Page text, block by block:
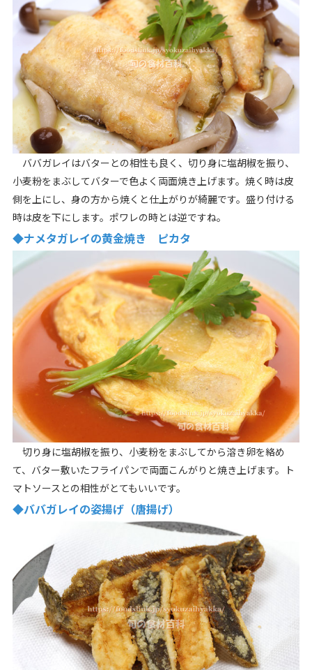
ババガレイはバターとの相性も良く、切り身に塩胡椒を振り、
小麦粉をまぶしてバターで色よく両面焼き上げます。焼く時は皮
側を上にし、身の方から焼くと仕上がりが綺麗です。盛り付ける
時は皮を下にします。ポワレの時とは逆ですね。
◆ナメタガレイの黄金焼き ピカタ
切り身に塩胡椒を振り、小麦粉をまぶしてから溶き卵を絡め
て、バター敷いたフライパンで両面こんがりと焼き上げます。ト
マトソースとの相性がとてもいいです。
◆ババガレイの姿揚げ（唐揚げ）